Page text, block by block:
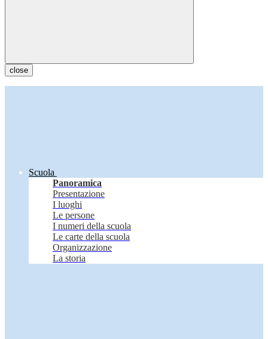
close
Scuola
Panoramica
Presentazione
I luoghi
Le persone
I numeri della scuola
Le carte della scuola
Organizzazione
La storia